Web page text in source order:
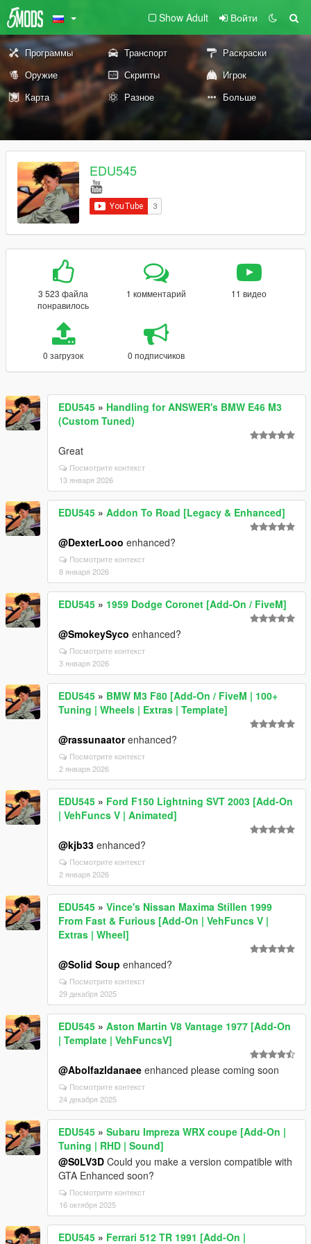
Show Adult Войти
Программы Транспорт
Раскраски
Оружие
Скрипты
Игрок
Карта
Разное Больше
EDU545
3 523 файла
понравилось
1 комментарий 11 видео
0 загрузок 0 подписчиков
EDU545 » Handling for ANSWER's BMW E46 M3
(Custom Tuned)
Great
Посмотрите контекст
13 января 2026
EDU545 » Addon To Road [Legacy & Enhanced]
@DexterLooo enhanced?
Посмотрите контекст
8 января 2026
EDU545 » 1959 Dodge Coronet [Add-On / FiveM]
@SmokeySyco enhanced?
Посмотрите контекст
3 января 2026
EDU545 » BMW M3 F80 [Add-On / FiveM | 100+
Tuning | Wheels | Extras | Template]
@rassunaatorenhanced?
Посмотрите контекст
2 января 2026
EDU545 » Ford F150 Lightning SVT 2003 [Add-On
| VehFuncs V | Animated]
@kjb33 enhanced?
Посмотрите контекст
2 января 2026
EDU545 » Vince's Nissan Maxima Stillen 1999
From Fast & Furious [Add-On | VehFuncs V |
Extras | Wheel]
@Solid Soup enhanced?
Посмотрите контекст
29 декабря 2025
EDU545 » Aston Martin V8 Vantage 1977 [Add-On
| Template | VehFuncsV]
@Abolfazldanaee enhanced please coming soon
Посмотрите контекст
24 декабря 2025
EDU545 » Subaru Impreza WRX coupe [Add-On |
Tuning | RHD | Sound]
@S0LV3D Could you make a version compatible with
GTA Enhanced soon?
Посмотрите контекст
16 октября 2025
EDU545 » Ferrari 512 TR 1991 [Add-On |